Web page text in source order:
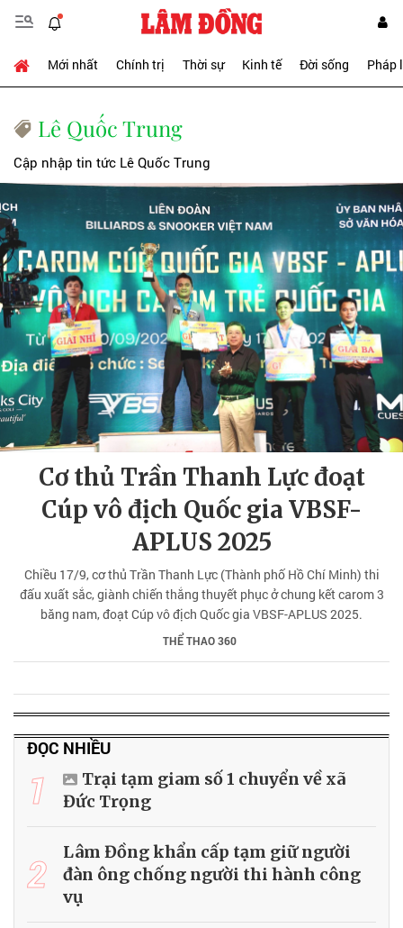
Mới nhất Chính trị Thời sự Kinh tế Đời sống Pháp
Lê Quốc Trung
Cập nhập tin tức Lê Quốc Trung
Cơ thủ Trần Thanh Lực đoạt
Cúp vô địch Quốc gia VBSF-
APLUS 2025
Chiều 17/9, cơ thủ Trần Thanh Lực (Thành phố Hồ Chí Minh) thi
đấu xuất sắc, giành chiến thắng thuyết phục ở chung kết carom 3
băng nam, đoạt Cúp vô địch Quốc gia VBSF-APLUS 2025.
THỂ THAO 360
ĐỌC NHIỀU
1
Trại tạm giam số 1 chuyển về xã
Đức Trọng
2
Lâm Đồng khẩn cấp tạm giữ người
đàn ông chống người thi hành công
vụ